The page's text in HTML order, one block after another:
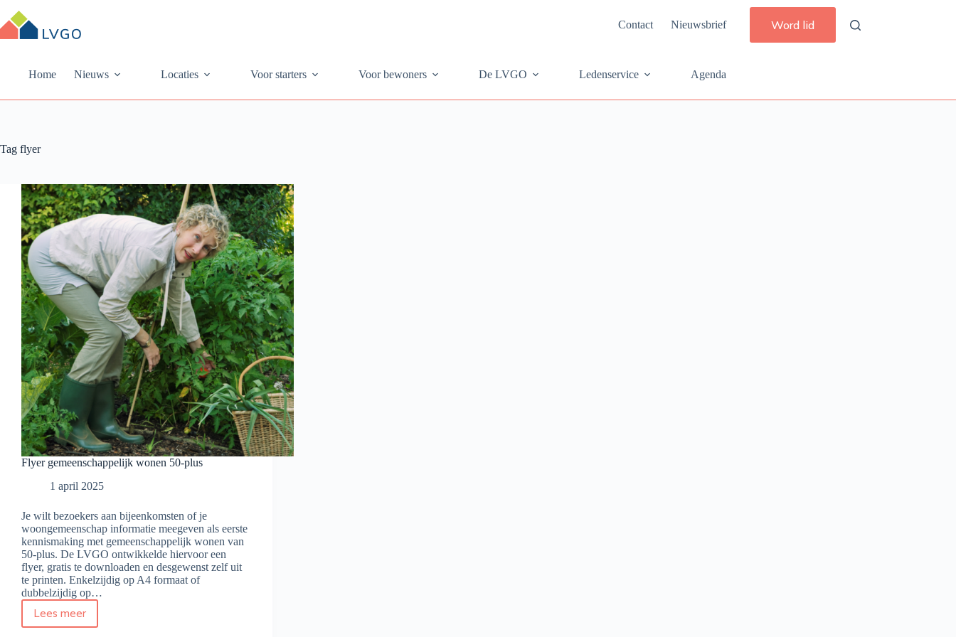
naar
de
Contact Nieuwsbrief Word lid
Home Nieuws Locaties Voor starters Voor bewoners De LVGO Ledenservice Agenda
Tag flyer
Flyer gemeenschappelijk wonen 50-plus
1 april 2025
Je wilt bezoekers aan bijeenkomsten of je
woongemeenschap informatie meegeven als eerste
kennismaking met gemeenschappelijk wonen van
50-plus. De LVGO ontwikkelde hiervoor een
flyer, gratis te downloaden en desgewenst zelf uit
te printen. Enkelzijdig op A4 formaat of
dubbelzijdig op…
Lees meer
Flyer